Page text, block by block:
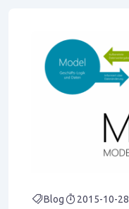
Blog 2015-10-28